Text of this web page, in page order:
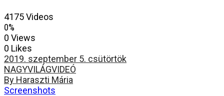
4175 Videos
0%
0 Views
0 Likes
2019. szeptember 5. csütörtök
NAGYVILÁGVIDEÓ
By Haraszti Mária
Screenshots